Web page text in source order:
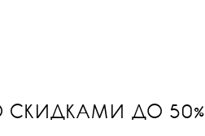
СКИДКАМИ ДО 50%